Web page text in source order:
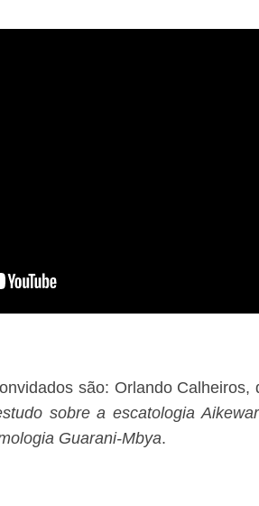
são: Orlando
sobre a escatologia
Guarani-Mbya.